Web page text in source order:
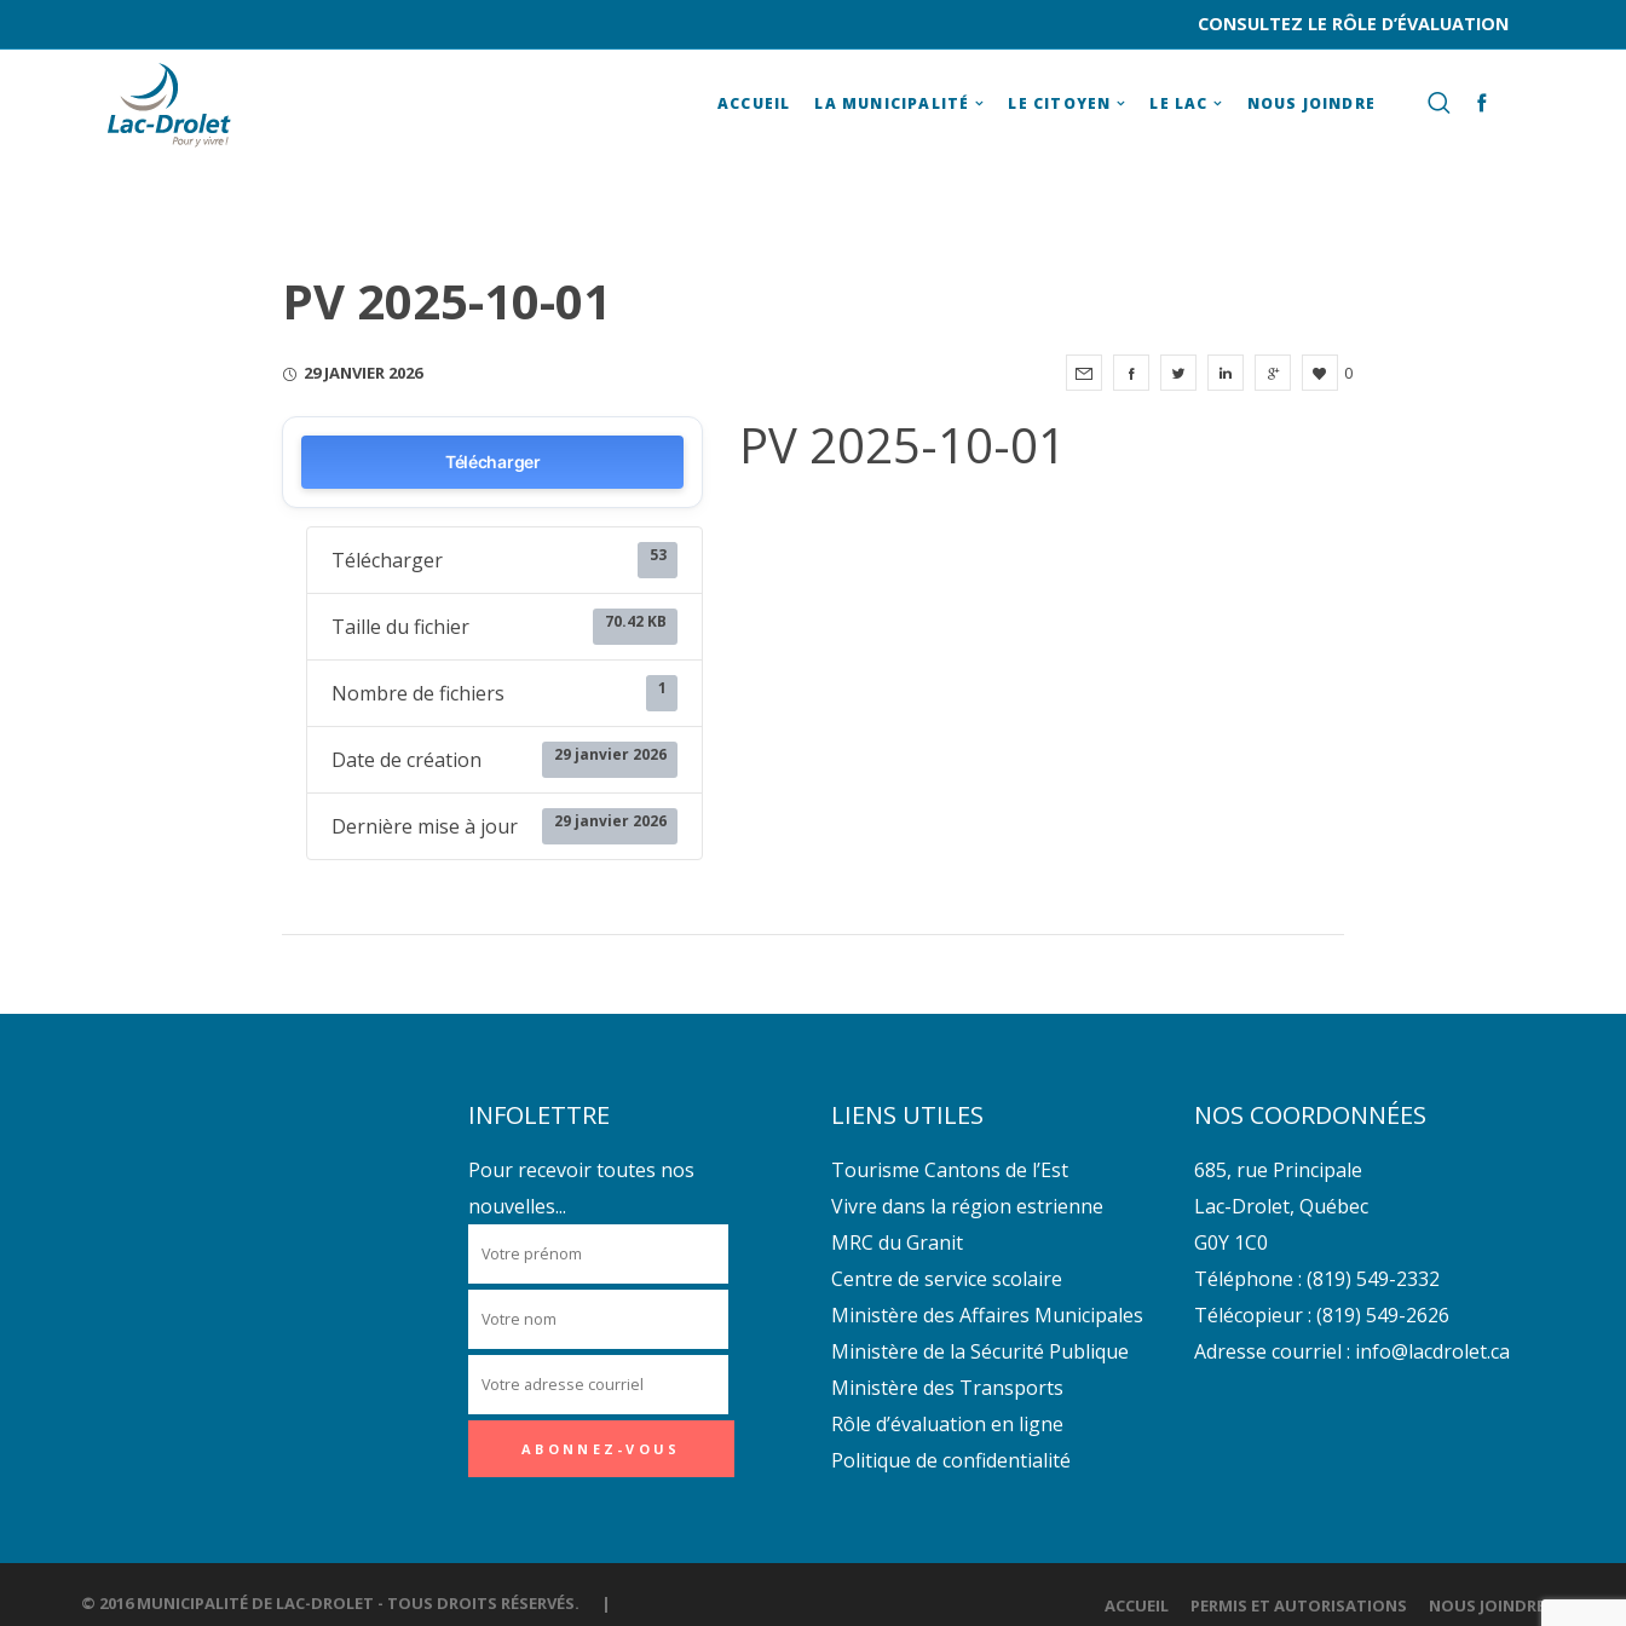
CONSULTEZ LE RÔLE D’ÉVALUATION
ACCUEIL LA MUNICIPALITÉ LE CITOYEN LE LAC NOUS JOINDRE
PV 2025-10-01
29 JANVIER 2026 0
Télécharger
Télécharger 53
Taille du fichier 70.42 KB
Nombre de fichiers 1
Date de création 29 janvier 2026
Dernière mise à jour 29 janvier 2026
PV 2025-10-01
INFOLETTRE
Pour recevoir toutes nos
nouvelles...
LIENS UTILES
Tourisme Cantons de l’Est
Vivre dans la région estrienne
MRC du Granit
Centre de service scolaire
Ministère des Affaires Municipales
Ministère de la Sécurité Publique
Ministère des Transports
Rôle d’évaluation en ligne
Politique de confidentialité
NOS COORDONNÉES
685, rue Principale
Lac-Drolet, Québec
G0Y 1C0
Téléphone : (819) 549-2332
Télécopieur : (819) 549-2626
Adresse courriel : info@lacdrolet.ca
© 2016 MUNICIPALITÉ DE LAC-DROLET - TOUS DROITS RÉSERVÉS. |
ACCUEIL PERMIS ET AUTORISATIONS NOUS JOINDRE